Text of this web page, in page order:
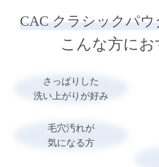
CAC クラシックパウ
こんな方にお
さっぱりした
洗い上がりが好み
毛穴汚れが
気になる方